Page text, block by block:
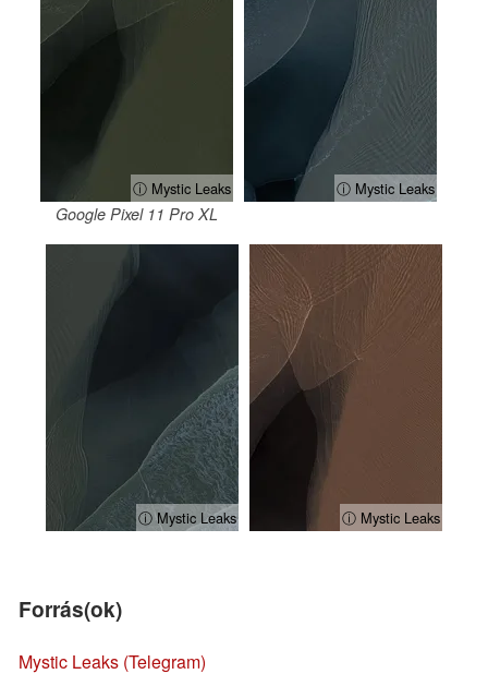
ⓘ Mystic Leaks
Google Pixel 11 Pro XL
ⓘ Mystic Leaks
ⓘ Mystic Leaks ⓘ Mystic Leaks
Forrás(ok)
Mystic Leaks (Telegram)